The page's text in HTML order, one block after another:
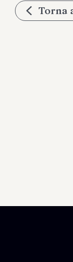
Torna